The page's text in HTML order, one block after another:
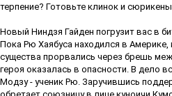
терпение? Готовьте клинок и
Новый Ниндзя Гайден погрузит вас в
Пока Рю Хаябуса находился в
существа прорвались через брешь
героя оказалась в опасности. В дело
Модзу - ученик Рю. Заручившись